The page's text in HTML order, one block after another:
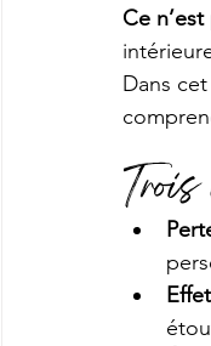
Ce
Dans